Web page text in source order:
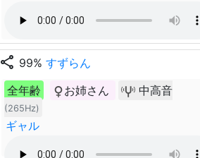
share 99% すずらん
全年齢
お姉さん 中高音
(265Hz)
ギャル